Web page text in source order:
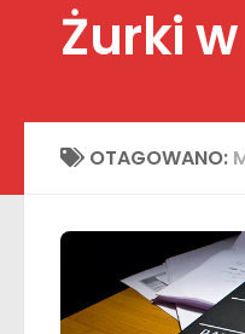
Żurki
OTAGOWANO: